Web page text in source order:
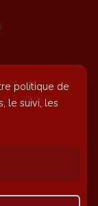
politique de
le suivi, les